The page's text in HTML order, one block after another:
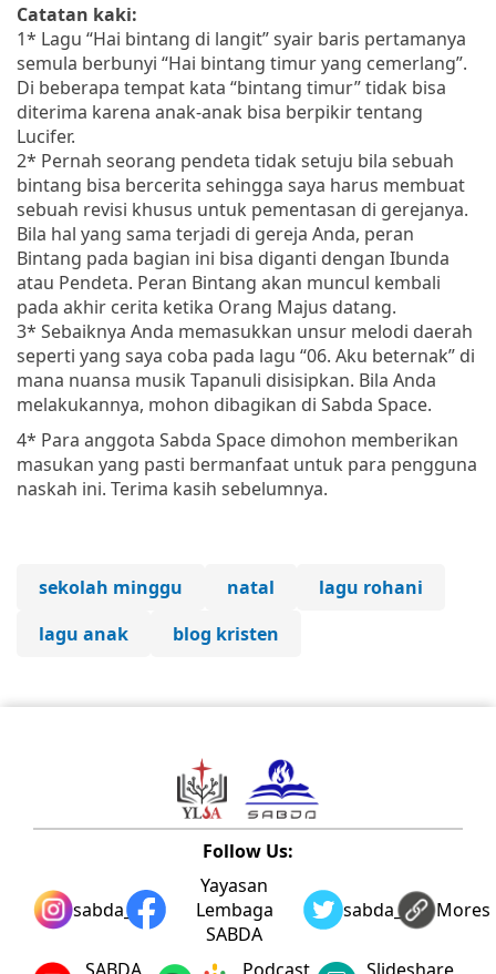
Catatan kaki:
1* Lagu “Hai bintang di langit” syair baris pertamanya
semula berbunyi “Hai bintang timur yang cemerlang”.
Di beberapa tempat kata “bintang timur” tidak bisa
diterima karena anak-anak bisa berpikir tentang
Lucifer.
2* Pernah seorang pendeta tidak setuju bila sebuah
bintang bisa bercerita sehingga saya harus membuat
sebuah revisi khusus untuk pementasan di gerejanya.
Bila hal yang sama terjadi di gereja Anda, peran
Bintang pada bagian ini bisa diganti dengan Ibunda
atau Pendeta. Peran Bintang akan muncul kembali
pada akhir cerita ketika Orang Majus datang.
3* Sebaiknya Anda memasukkan unsur melodi daerah
seperti yang saya coba pada lagu “06. Aku beternak” di
mana nuansa musik Tapanuli disisipkan. Bila Anda
melakukannya, mohon dibagikan di Sabda Space.
4* Para anggota Sabda Space dimohon memberikan
masukan yang pasti bermanfaat untuk para pengguna
naskah ini. Terima kasih sebelumnya.
sekolah minggu natal
lagu rohani
lagu anak
blog kristen
Follow Us:
sabda_ylsa
Yayasan
Lembaga
SABDA
sabda_ylsaMores